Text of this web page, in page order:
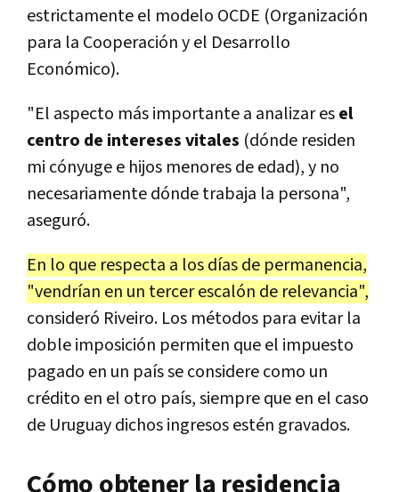
estrictamente el modelo OCDE (Organización
para la Cooperación y el Desarrollo
Económico).
"El aspecto más importante a analizar esel
centro de intereses vitales (dónde residen
mi cónyuge e hijos menores de edad), y no
necesariamente dónde trabaja la persona",
aseguró.
En lo que respecta a los días de permanencia,
"vendrían en un tercer escalón de relevancia",
consideró Riveiro. Los métodos para evitar la
doble imposición permiten que el impuesto
pagado en un país se considere como un
crédito en el otro país, siempre que en el caso
de Uruguay dichos ingresos estén gravados.